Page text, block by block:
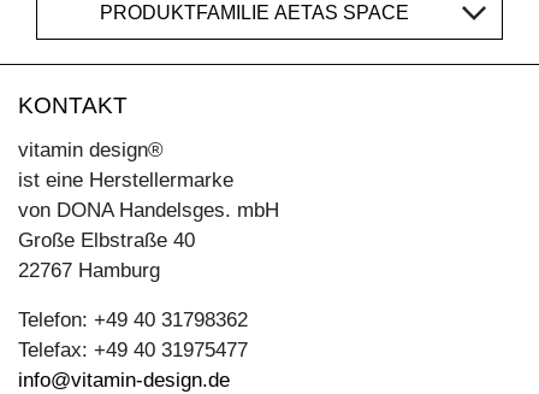
PRODUKTFAMILIE AETAS SPACE
KONTAKT
vitamin design®
ist eine Herstellermarke
von DONA Handelsges. mbH
Große Elbstraße 40
22767 Hamburg
Telefon: +49 40 31798362
Telefax: +49 40 31975477
info@vitamin-design.de